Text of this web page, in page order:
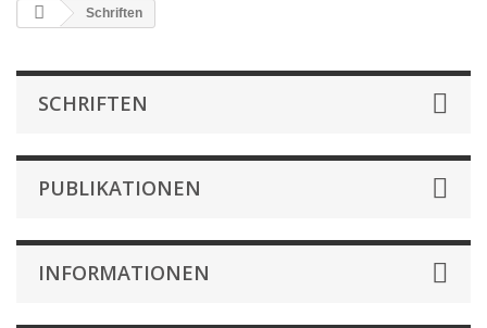
Schriften
SCHRIFTEN
PUBLIKATIONEN
INFORMATIONEN